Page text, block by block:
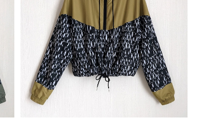
一点物 ウィンドブレーカー ハーフジップ 05
A_★税込・送料込★翌日発送可能商品
¥10,000